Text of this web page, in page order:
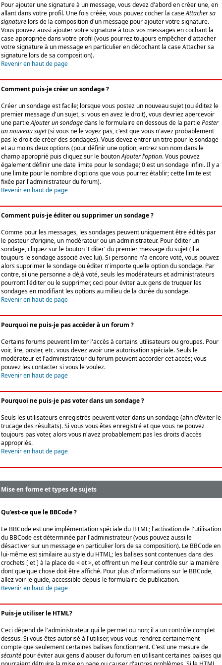
Pour ajouter une signature à un message, vous devez d'abord en créer une, en
allant dans votre profil. Une fois créée, vous pouvez cocher la caseAttacher sa
signature lors de la composition d'un message pour ajouter votre signature.
Vous pouvez aussi ajouter votre signature à tous vos messages en cochant la
case appropriée dans votre profil (vous pourrez toujours empêcher d'attacher
votre signature à un message en particulier en décochant la case Attacher sa
signature lors de sa composition).
Revenir en haut de page
Comment puis-je créer un sondage ?
Créer un sondage est facile; lorsque vous postez un nouveau sujet (ou éditez le
premier message d'un sujet, si vous en avez le droit), vous devriez apercevoir
une partieAjouter un sondagedans le formulaire en dessous de la partiePoster
un nouveau sujet(si vous ne le voyez pas, c'est que vous n'avez probablement
pas le droit de créer des sondages). Vous devez entrer un titre pour le sondage
et au moins deux options (pour définir une option, entrez son nom dans le
champ approprié puis cliquez sur le boutonAjouter l'option. Vous pouvez
également définir une date limite pour le sondage; 0 est un sondage infini. Il y a
une limite pour le nombre d'options que vous pourrez établir; cette limite est
fixée par l'administrateur du forum).
Revenir en haut de page
Comment puis-je éditer ou supprimer un sondage ?
Comme pour les messages, les sondages peuvent uniquement être édités par
le posteur d'origine, un modérateur ou un administrateur. Pour éditer un
sondage, cliquez sur le bouton 'Editer' du premier message du sujet (il a
toujours le sondage associé avec lui). Si personne n'a encore voté, vous pouvez
alors supprimer le sondage ou éditer n'importe quelle option du sondage. Par
contre, si une personne a déjà voté, seuls les modérateurs et administrateurs
pourront l'éditer ou le supprimer, ceci pour éviter aux gens de truquer les
sondages en modifiant les options au milieu de la durée du sondage.
Revenir en haut de page
Pourquoi ne puis-je pas accéder à un forum ?
Certains forums peuvent limiter l'accès à certains utilisateurs ou groupes. Pour
voir, lire, poster, etc. vous devez avoir une autorisation spéciale. Seuls le
modérateur et l'administrateur du forum peuvent accorder cet accès; vous
pouvez les contacter si vous le voulez.
Revenir en haut de page
Pourquoi ne puis-je pas voter dans un sondage ?
Seuls les utilisateurs enregistrés peuvent voter dans un sondage (afin d'éviter le
trucage des résultats). Si vous vous êtes enregistré et que vous ne pouvez
toujours pas voter, alors vous n'avez probablement pas les droits d'accès
appropriés.
Revenir en haut de page
Mise en forme et types de sujets
Qu'est-ce que le BBCode ?
Le BBCode est une implémentation spéciale du HTML; l'activation de l'utilisation
du BBCode est déterminée par l'administrateur (vous pouvez aussi le
désactiver sur un message en particulier lors de sa composition). Le BBCode en
lui-même est similaire au style du HTML; les balises sont contenues dans des
crochets [ et ] à la place de < et >, et offrent un meilleur contrôle sur la manière
dont quelque chose doit être affiché. Pour plus d'informations sur le BBCode,
allez voir le guide, accessible depuis le formulaire de publication.
Revenir en haut de page
Puis-je utiliser le HTML?
Ceci dépend de l'administrateur qui le permet ou non; il a un contrôle complet
dessus. Si vous êtes autorisé à l'utiliser, vous vous rendrez certainement
compte que seulement certaines balises fonctionnent. C'est une mesure de
sécurité pour éviter aux gens d'abuser du forum en utilisant certaines balises qui